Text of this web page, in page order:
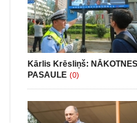
Kārlis Krēsliņš: NĀKOTNES
PASAULE (0)